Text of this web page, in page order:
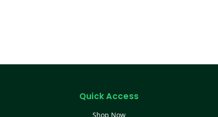
Quick Access
Shop Now